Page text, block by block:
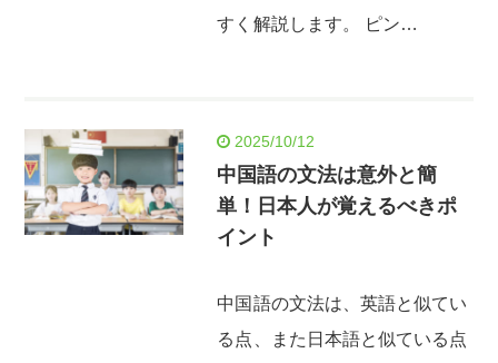
すく解説します。 ピン…
2025/10/12
中国語の文法は意外と簡
単！日本人が覚えるべきポ
イント
中国語の文法は、英語と似てい
る点、また日本語と似ている点